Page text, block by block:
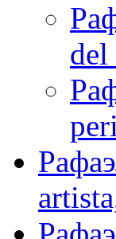
del